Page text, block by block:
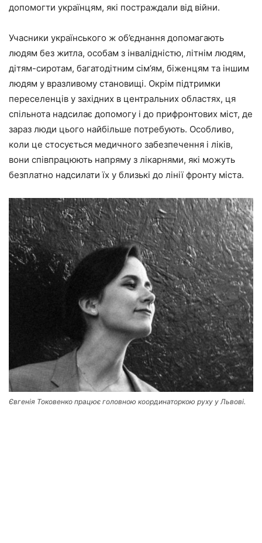
допомогти українцям, які постраждали від війни.
Учасники українського ж об’єднання допомагають
людям без житла, особам з інвалідністю, літнім людям,
дітям-сиротам, багатодітним сім’ям, біженцям та іншим
людям у вразливому становищі. Окрім підтримки
переселенців у західних в центральних областях, ця
спільнота надсилає допомогу і до прифронтових міст, де
зараз люди цього найбільше потребують. Особливо,
коли це стосується медичного забезпечення і ліків,
вони співпрацюють напряму з лікарнями, які можуть
безплатно надсилати їх у близькі до лінії фронту міста.
Євгенія Токовенко працює головною координаторкою руху у Львові.